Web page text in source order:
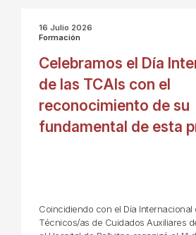
16 Julio 2026
Formación
Celebramos el Día
de las TCAIs con el
reconocimiento de su
fundamental de esta
Coincidiendo con el Día Internacional
Técnicos/as de Cuidados Auxiliares